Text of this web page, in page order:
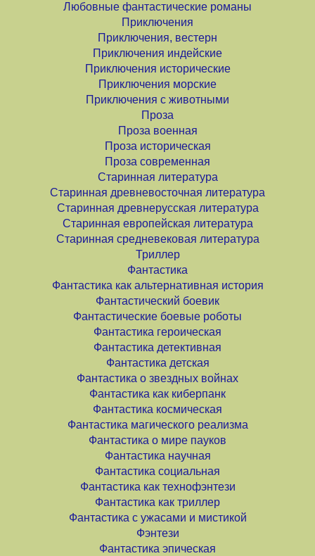
Любовные фантастические романы
Приключения
Приключения, вестерн
Приключения индейские
Приключения исторические
Приключения морские
Приключения с животными
Проза
Проза военная
Проза историческая
Проза современная
Старинная литература
Старинная древневосточная литература
Старинная древнерусская литература
Старинная европейская литература
Старинная средневековая литература
Триллер
Фантастика
Фантастика как альтернативная история
Фантастический боевик
Фантастические боевые роботы
Фантастика героическая
Фантастика детективная
Фантастика детская
Фантастика о звездных войнах
Фантастика как киберпанк
Фантастика космическая
Фантастика магического реализма
Фантастика о мире пауков
Фантастика научная
Фантастика социальная
Фантастика как технофэнтези
Фантастика как триллер
Фантастика с ужасами и мистикой
Фэнтези
Фантастика эпическая